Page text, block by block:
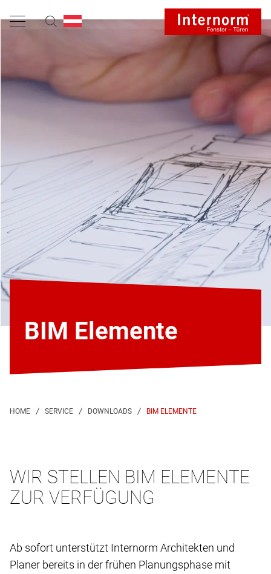
BIM Elemente
BIM ELEMENTE
WIR STELLEN BIM ELEMENTE
ZUR VERFÜGUNG
Ab sofort unterstützt Internorm Architekten und
Planer bereits in der frühen Planungsphase mit